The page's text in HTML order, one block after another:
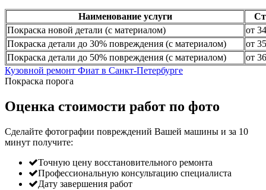
Наименование услуги
Покраска новой детали (с материалом)
от
Покраска детали до 30% повреждения (с материалом)
от
Покраска детали до 50% повреждения (с материалом)
от
Кузовной ремонт Фиат в Санкт-Петербурге
Покраска порога
Оценка стоимости работ по фото
Сделайте фотографии повреждений Вашей машины и за 10
минут получите:
Точную цену восстановительного ремонта
Профессиональную консультацию специалиста
Дату завершения работ